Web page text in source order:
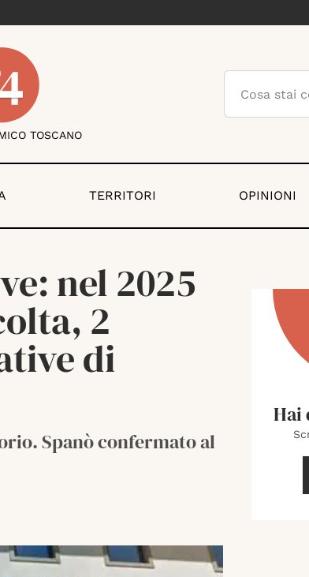
TOSCANO
TERRITORI OPINIONI
nel 2025
2
di
Spanò confermato al
Hai